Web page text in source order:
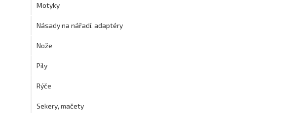
Motyky
Násady na nářadí, adaptéry
Nože
Pily
Rýče
Sekery, mačety